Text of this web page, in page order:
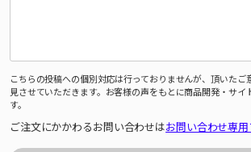
こちらの投稿への個別対応は行っておりませんが、頂いたご
見させていただきます。お客様の声をもとに商品開発・サイ
す。
ご注文にかかわるお問い合わせはお問い合わせ専